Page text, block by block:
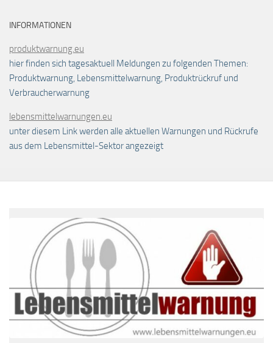
INFORMATIONEN
produktwarnung.eu
hier finden sich tagesaktuell Meldungen zu folgenden Themen:
Produktwarnung, Lebensmittelwarnung, Produktrückruf und
Verbraucherwarnung
lebensmittelwarnungen.eu
unter diesem Link werden alle aktuellen Warnungen und Rückrufe
aus dem Lebensmittel-Sektor angezeigt